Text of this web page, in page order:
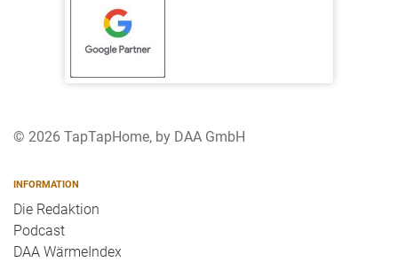
© 2026 TapTapHome, by DAA GmbH
INFORMATION
Die Redaktion
Podcast
DAA WärmeIndex